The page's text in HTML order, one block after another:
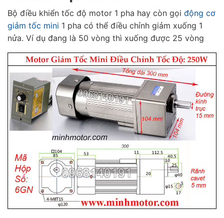
Bộ điều khiển tốc độ motor 1 pha hay còn gọi động cơ
giảm tốc mini 1 pha có thể điều chỉnh giảm xuống 1
nửa. Ví dụ đang là 50 vòng thì xuống được 25 vòng